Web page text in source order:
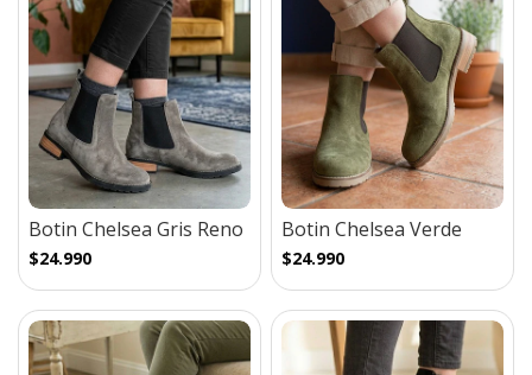
Botin Chelsea Gris Reno
$24.990
Botin Chelsea Verde
$24.990